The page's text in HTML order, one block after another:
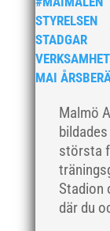
STYRELSEN
STADGAR
MAI
Malmö
största
Stadion
där du
juli 2019
juni 2019
maj 2019
mars 2019
februari 2019
januari 2019
december
november